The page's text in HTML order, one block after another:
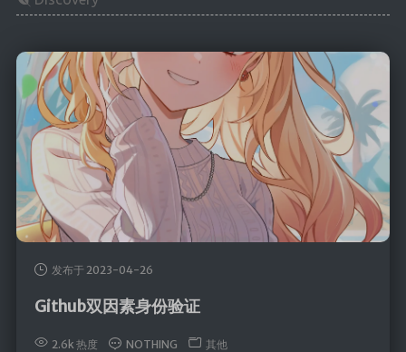
发布于 2023-04-26
Github双因素身份验证
2.6k 热度 NOTHING 其他
核心组件
UI视图动画
数据存储
网络请求
代码简洁工
具
MapStruct